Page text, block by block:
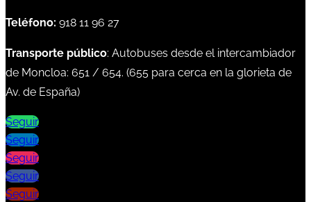
Teléfono: 918 11 96 27
Transporte público: Autobuses desde el intercambiador
de Moncloa: 651 / 654. (655 para cerca en la glorieta de
Av. de España)
Seguir
Seguir
Seguir
Seguir
Seguir